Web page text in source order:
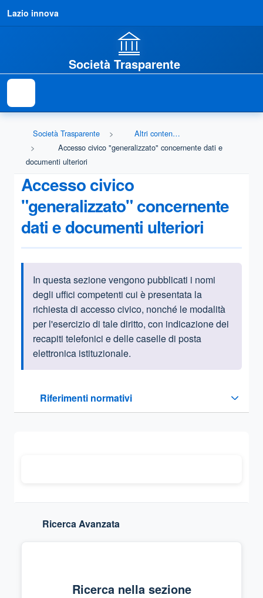
Lazio innova
Società Trasparente
Società Trasparente
Altri contenuti - Accesso civico
Accesso civico "generalizzato" concernente dati e
documenti ulteriori
Accesso civico
"generalizzato" concernente
dati e documenti ulteriori
Informazioni introduttive
In questa sezione vengono pubblicati i nomi
degli uffici competenti cui è presentata la
richiesta di accesso civico, nonché le modalità
per l'esercizio di tale diritto, con indicazione dei
recapiti telefonici e delle caselle di posta
elettronica istituzionale.
Riferimenti normativi
Sezione compressa
Ricerca Avanzata
Ricerca nella sezione